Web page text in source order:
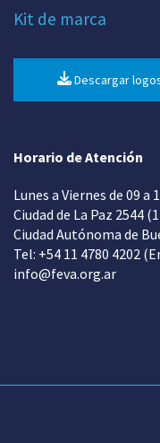
Kit de marca
Descargar
Horario de Atención
Lunes a Viernes de 09 a
Ciudad de La Paz 2544
Ciudad Autónoma de
Tel: +54 11 4780 4202
info@feva.org.ar